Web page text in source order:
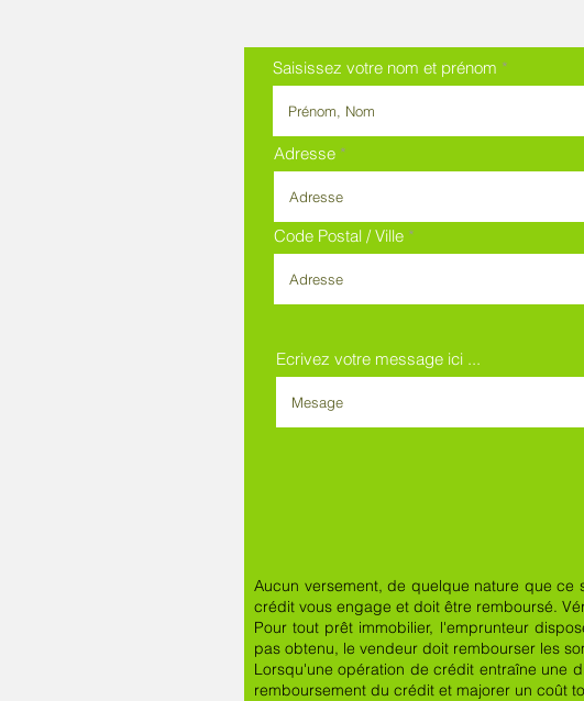
Saisissez votre nom et prénom
Adresse
Code Postal / Ville
Ecrivez votre message ici ...
Aucun versement, de quelque nature que
crédit vous engage et doit être remboursé.
Pour tout prêt immobilier, l'emprunteur
pas obtenu, le vendeur doit rembourser les
Lorsqu'une opération de crédit entraîne une
remboursement du crédit et majorer un coût